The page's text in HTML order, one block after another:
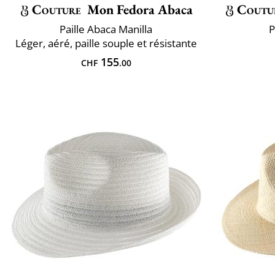
Couture Mon Fedora Abaca
Paille Abaca Manilla
Léger, aéré, paille souple et résistante
CHF155.00